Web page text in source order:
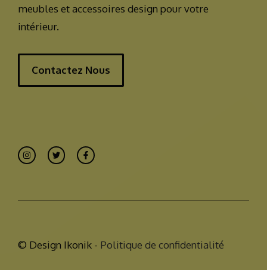
meubles et accessoires design pour votre
intérieur.
Contactez Nous
© Design Ikonik - Politique de confidentialité